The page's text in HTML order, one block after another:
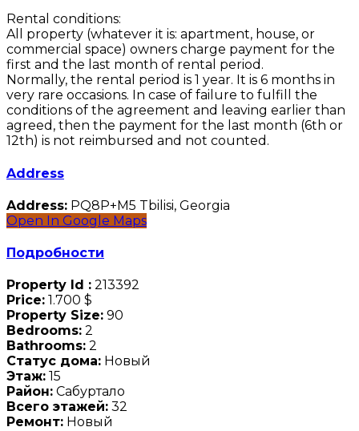
Rental conditions:
All property (whatever it is: apartment, house, or
commercial space) owners charge payment for the
first and the last month of rental period.
Normally, the rental period is 1 year. It is 6 months in
very rare occasions. In case of failure to fulfill the
conditions of the agreement and leaving earlier than
agreed, then the payment for the last month (6th or
12th) is not reimbursed and not counted.
Address
Address: PQ8P+M5 Tbilisi, Georgia
Open In Google Maps
Подробности
Property Id : 213392
Price: 1.700 $
Property Size: 90
Bedrooms: 2
Bathrooms: 2
Статус дома: Новый
Этаж: 15
Район: Сабуртало
Всего этажей: 32
Ремонт: Новый